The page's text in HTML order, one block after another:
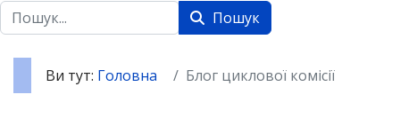
Пошук Пошук
Ви тут: Головна Блог циклової комісії